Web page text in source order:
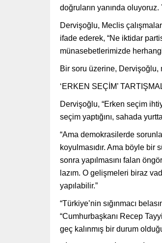
doğruların yanında oluyoruz.
Dervişoğlu, Meclis
ifade ederek, “Ne iktidar
münasebetlerimizde
Bir soru üzerine, Dervişoğlu,
‘ERKEN SEÇİM’
Dervişoğlu, “Erken seçim
seçim yaptığını, sahada
“Ama demokrasilerde
koyulmasıdır. Ama böyle bir
sonra yapılmasını falan
lazım. O gelişmeleri biraz
yapılabilir.”
“Türkiye’nin sığınmacı
“Cumhurbaşkanı Recep
geç kalınmış bir durum